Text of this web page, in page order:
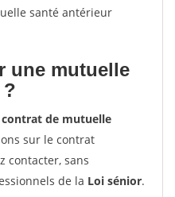
santé antérieur
une mutuelle
?
contrat de mutuelle
sur le contrat
contacter, sans
de la Loi sénior.